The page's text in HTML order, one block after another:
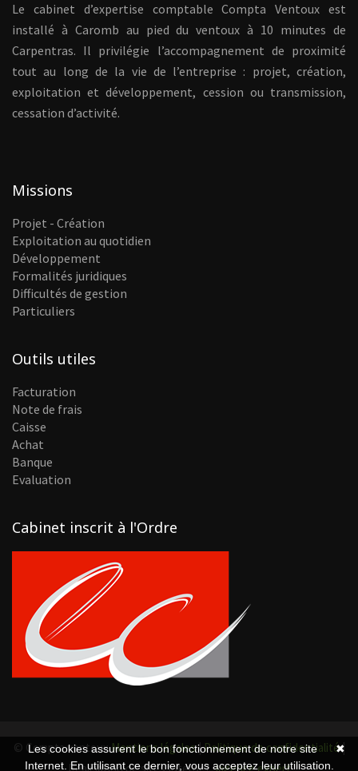
Le cabinet d’expertise comptable Compta Ventoux est
installé à Caromb au pied du ventoux à 10 minutes de
Carpentras. Il privilégie l’accompagnement de proximité
tout au long de la vie de l’entreprise : projet, création,
exploitation et développement, cession ou transmission,
cessation d’activité.
Missions
Projet - Création
Exploitation au quotidien
Développement
Formalités juridiques
Difficultés de gestion
Particuliers
Outils utiles
Facturation
Note de frais
Caisse
Achat
Banque
Evaluation
Cabinet inscrit à l'Ordre
© Compta ventouxMentions légales|Politique de confidentialité|
✖
Les cookies assurent le bon fonctionnement de notre site
Internet. En utilisant ce dernier, vous acceptez leur utilisation.